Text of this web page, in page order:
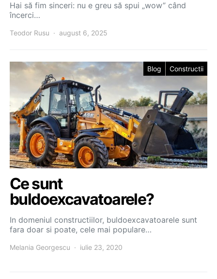
Hai să fim sinceri: nu e greu să spui „wow” când
încerci…
Teodor Rusu august 6, 2025
Blog Constructii
Ce sunt
buldoexcavatoarele?
In domeniul constructiilor, buldoexcavatoarele sunt
fara doar si poate, cele mai populare…
Melania Georgescu iulie 23, 2020